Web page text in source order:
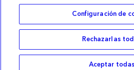
Categorías
Configuración de
Rechazarlas
Aceptar todas